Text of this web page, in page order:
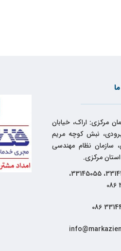
مرکزی: اراک، خیابان
نبش کوچه مریم
سازمان نظام مهندسی
مرکزی.
33144262، 33145055،